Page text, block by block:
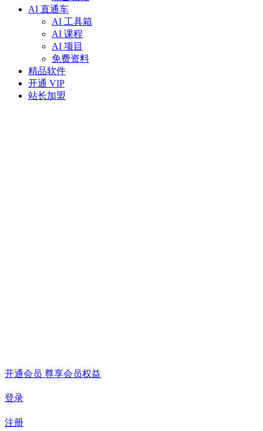
AI 直通车
AI 工具箱
AI 课程
AI 项目
免费资料
精品软件
开通 VIP
站长加盟
开通会员 尊享会员权益
登录
注册